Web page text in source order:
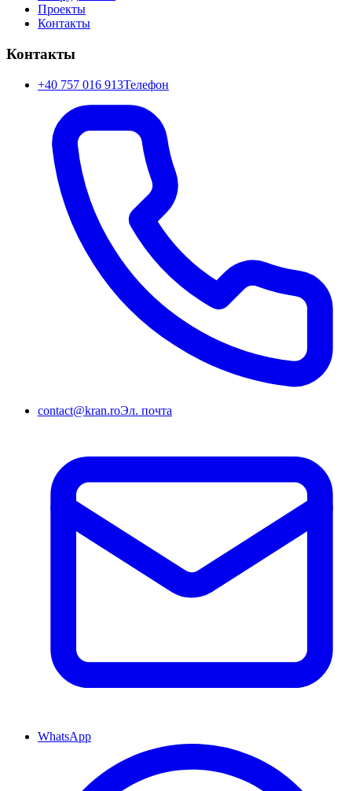
Проекты
Контакты
Контакты
+40 757 016 913Телефон
contact@kran.roЭл. почта
WhatsApp